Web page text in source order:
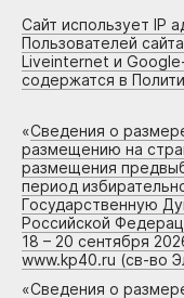
Сайт использует IP
Пользователей
Liveinternet и
содержатся в
«Сведения о
размещению на
размещения
период
Государственную
Российской
18 – 20 сентября
www.kp40.ru (св-во
«Сведения о